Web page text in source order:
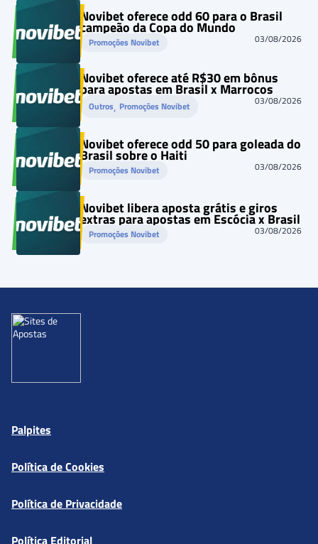
Novibet oferece odd 60 para o Brasil
campeão da Copa do Mundo
Promoções Novibet 03/08/2026
Novibet oferece até R$30 em bônus
para apostas em Brasil x Marrocos
Outros, Promoções Novibet 03/08/2026
Novibet oferece odd 50 para goleada do
Brasil sobre o Haiti
Promoções Novibet 03/08/2026
Novibet libera aposta grátis e giros
extras para apostas em Escócia x Brasil
Promoções Novibet 03/08/2026
Palpites
Política de Cookies
Política de Privacidade
Política Editorial